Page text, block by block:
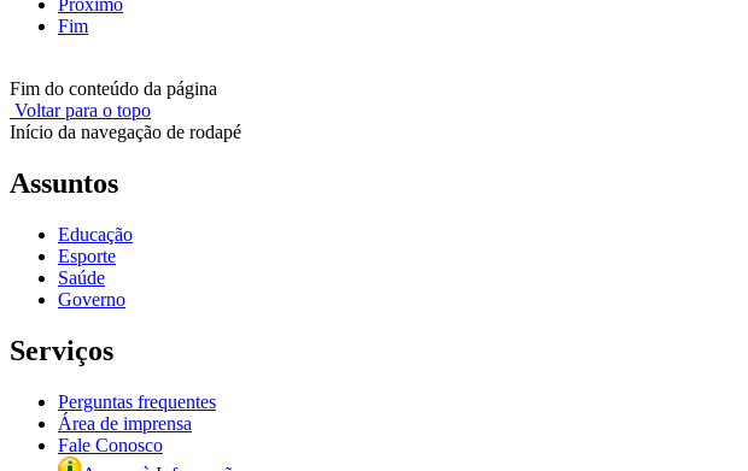
Próximo
Fim
Fim do conteúdo da página
Voltar para o topo
Início da navegação de rodapé
Assuntos
Educação
Esporte
Saúde
Governo
Serviços
Perguntas frequentes
Área de imprensa
Fale Conosco